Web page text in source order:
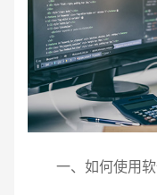
一、如何使用软
请输入您